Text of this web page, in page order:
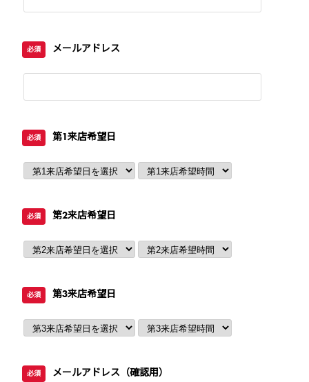
必須 メールアドレス
必須 第1来店希望日
必須 第2来店希望日
必須 第3来店希望日
必須 メールアドレス（確認用）